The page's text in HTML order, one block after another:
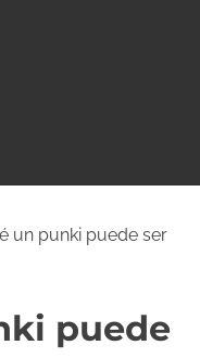
un punki puede ser
puede